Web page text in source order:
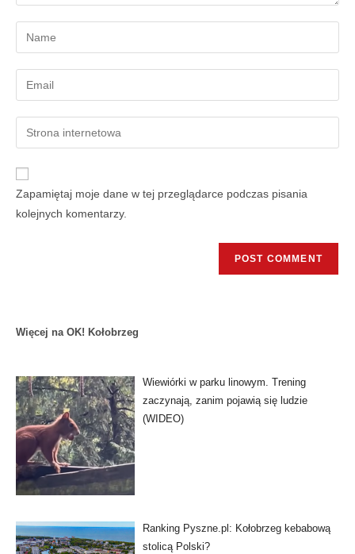
Zapamiętaj moje dane w tej przeglądarce podczas pisania
kolejnych komentarzy.
Więcej na OK! Kołobrzeg
Wiewiórki w parku linowym. Trening
zaczynają, zanim pojawią się ludzie
(WIDEO)
Ranking Pyszne.pl: Kołobrzeg kebabową
stolicą Polski?